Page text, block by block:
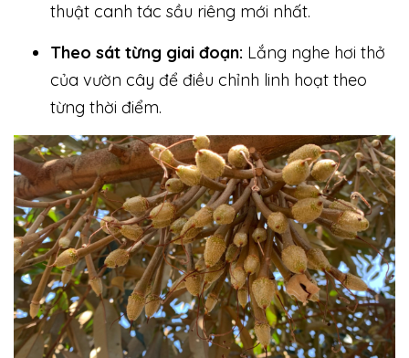
thuật canh tác sầu riêng mới nhất.
Theo sát từng giai đoạn: Lắng nghe hơi thở
của vườn cây để điều chỉnh linh hoạt theo
từng thời điểm.